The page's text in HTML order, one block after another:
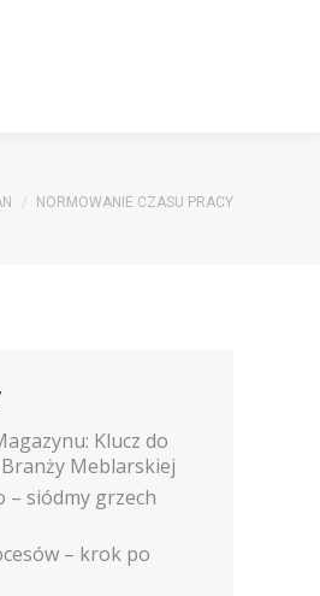
NORMOWANIE CZASU PRACY
Klucz do
Meblarskiej
siódmy grzech
– krok po